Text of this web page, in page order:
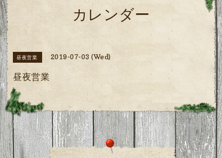
カレンダー
昼夜営業 2019-07-03 (Wed)
昼夜営業